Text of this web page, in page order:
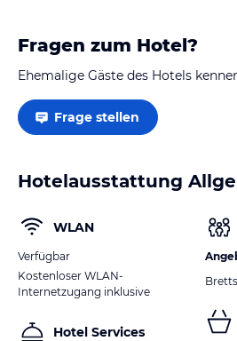
Fragen zum Hotel?
Ehemalige Gäste des Hotels
Frage stellen
Hotelausstattung
WLAN
Verfügbar
Kostenloser WLAN-
Internetzugang inklusive
Hotel Services